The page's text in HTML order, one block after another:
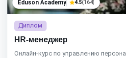
Eduson Academy 4.5(164)
Диплом
HR-менеджер
Онлайн-курс по управлению